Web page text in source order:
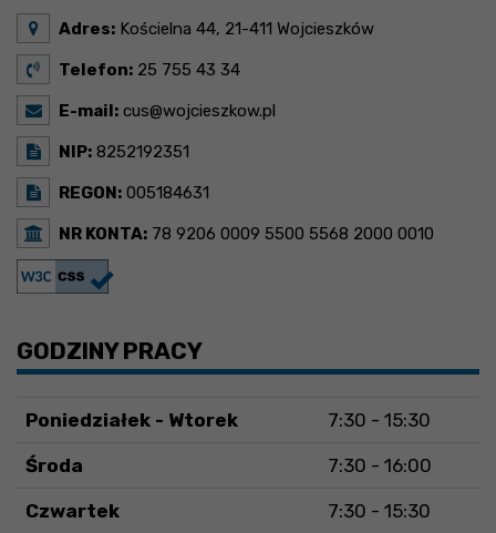
Adres: Kościelna 44, 21-411 Wojcieszków
Telefon: 25 755 43 34
E-mail: cus@wojcieszkow.pl
NIP: 8252192351
REGON: 005184631
NR KONTA: 78 9206 0009 5500 5568 2000 0010
GODZINY PRACY
Poniedziałek - Wtorek 7:30 - 15:30
Środa 7:30 - 16:00
Czwartek 7:30 - 15:30